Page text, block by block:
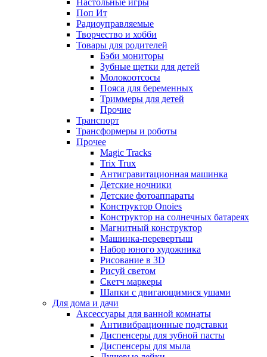
Настольные игры
Поп Ит
Радиоуправляемые
Творчество и хобби
Товары для родителей
Бэби мониторы
Зубные щетки для детей
Молокоотсосы
Пояса для беременных
Триммеры для детей
Прочие
Транспорт
Трансформеры и роботы
Прочее
Magic Tracks
Trix Trux
Антигравитационная машинка
Детские ночники
Детские фотоаппараты
Конструктор Onoies
Конструктор на солнечных батареях
Магнитный конструктор
Машинка-перевертыш
Набор юного художника
Рисование в 3D
Рисуй светом
Скетч маркеры
Шапки с двигающимися ушами
Для дома и дачи
Аксессуары для ванной комнаты
Антивибрационные подставки
Диспенсеры для зубной пасты
Диспенсеры для мыла